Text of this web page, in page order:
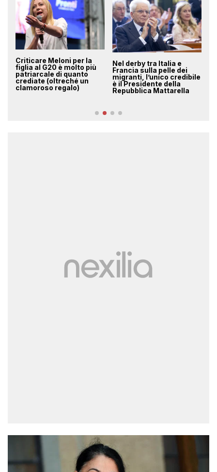
Nel derby tra Italia e
Francia sulla pelle dei
migranti, l’unico credibile
è il Presidente della
Repubblica Mattarella
Su Carlotta Rossignoli
non c’è alcuna “invidia”,
si chiama equità sociale,
questa sconosciuta